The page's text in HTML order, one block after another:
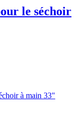
le séchoir